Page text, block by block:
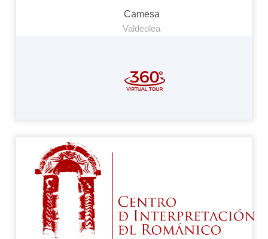
Camesa
Valdeolea